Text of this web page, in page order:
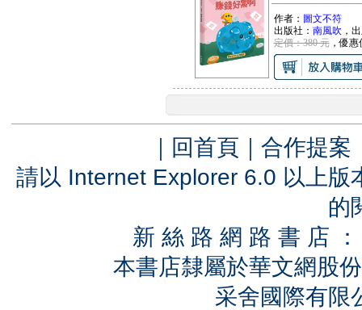
作者： 圖文不符
出版社： 南風吹 ，
定價：380 元，優惠
｜ 回首頁 ｜ 合作提案
請以 Internet Explorer 6.0 以上
的
新 絲 路 網 路 書 店
本書店隸屬於華文網股
采舍國際有